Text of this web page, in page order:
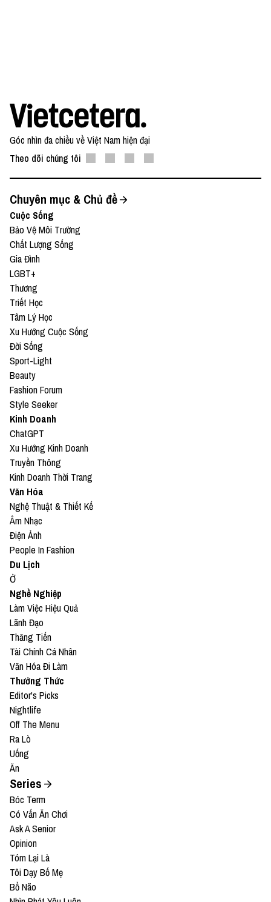
Góc nhìn đa chiều về Việt Nam hiện đại
Theo dõi chúng tôi
Chuyên mục & Chủ đề
Cuộc Sống
Bảo Vệ Môi Trường
Chất Lượng Sống
Gia Đình
LGBT+
Thương
Triết Học
Tâm Lý Học
Xu Hướng Cuộc Sống
Đời Sống
Sport-Light
Beauty
Fashion Forum
Style Seeker
Kinh Doanh
ChatGPT
Xu Hướng Kinh Doanh
Truyền Thông
Kinh Doanh Thời Trang
Văn Hóa
Nghệ Thuật & Thiết Kế
Âm Nhạc
Điện Ảnh
People In Fashion
Du Lịch
Ở
Nghề Nghiệp
Làm Việc Hiệu Quả
Lãnh Đạo
Thăng Tiến
Tài Chính Cá Nhân
Văn Hóa Đi Làm
Thưởng Thức
Editor's Picks
Nightlife
Off The Menu
Ra Lò
Uống
Ăn
Series
Bóc Term
Có Vấn Ăn Chơi
Ask A Senior
Opinion
Tóm Lại Là
Tôi Dạy Bố Mẹ
Bổ Não